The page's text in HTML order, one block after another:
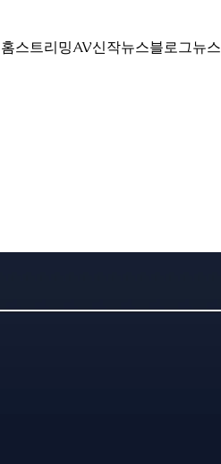
홈스트리밍AV신작뉴스블로그뉴스